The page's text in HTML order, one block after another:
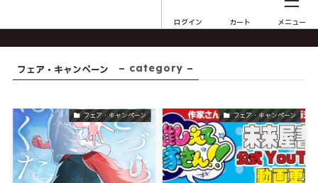
ログイン カート メニュー
フェア・キャンペーン – category –
フェア・キャンペーン フェア・キャンペーン